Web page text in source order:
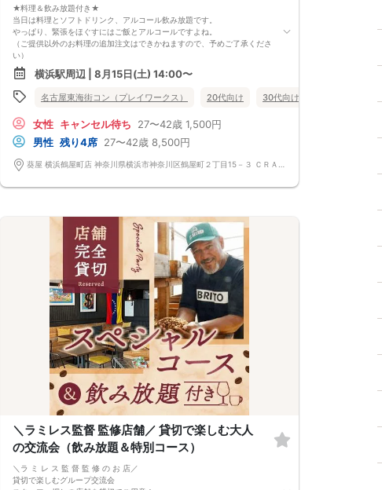
【産地直送・国産鶏肉】皆様に満足していただけるように、お店と打ち合
わせを重ね、こだわりのフードを提供いただいております♪
心もお腹も満足していただけますよ♪
・農場サラダ
・日替わりポテト
・シェフの気まぐれパスタ
皆様に満足していただけるように、お店と打ち合わせを重ね、こだわりの
※写真はイメージです、仕入れ状況によりコース内容が変更となる場合が
ございます。
《フリードリンク(90L.O)》
☆店員さんがご丁寧に一杯ずつ手作り致します！
100種類以上の豊富なドリンクメニュー、変わり種ドリンクもご用意♪
□グラスワイン
□各種ソフトドリンク
お気に入りの普段着でご参加ください。
【 参加定員数 】
🔳最小開催人数：2対2
🔳中止判断タイミング：開催1時間前
🔳飲食あり
★料理＆飲み放題付き★
当日は料理とソフトドリンク、アルコール飲み放題です。
やっぱり、緊張をほぐすにはご飯とアルコールですよね。
（ご提供以外のお料理の追加注文はできかねますので、予めご了承くださ
い）
★1名参加OK★
他の1名参加の方とペアになりますし、友達作りにも最適です。
基本的には２：２のグループトークとなります。
（１：１でのトークはございませんので、予めご了承ください）
このカードのおかけで 終始無言で終わっちゃった・・・
なんてことは絶対ありません！
プロフィールカードを活用し、「はじめまして」から会話を楽しみましょ
う。
★完全着席型・連絡先交換は自由★
（連絡先交換は席替え時間までに円滑に行ってください）
---------------------------
【お客様へのお願い】
1. ２名様以上でのご参加は必ず同性同士でお申し込みください。
2. 服装の指定はございません。多くのお客様はカジュアルな格好でおこし
になられています。
3. 開催判断はイベント前日の時点で男性３名・女性３名以上のお申し込み
からになりますが、当日に参加者のキャンセルで比率が崩れた場合や開催
判断人数を下回った場合、一切返金などの保証はいたしませんのでご了承
ください。
4. イベントページ内の「お申し込み状況」等はキャンセルなどで当日の参
加人数、男女比率と異なる可能性がございます。
5. 当日は店舗の外ではなく店舗内で受付いたします。店内に入り店員に
「街コンで来た」旨をお伝えください。
6. お釣りの用意はございませんので、出ないようにご準備お願いします。
7. 当日は年齢確認のできる身分証をお持ちください。イベントの対象年齢
でないことが発覚した場合、参加費を全額徴収し返金はいたしかねます。
9. 当日受付にお越しになってからのキャンセル、途中キャンセルは出来ま
せん。
10. イベント中止に伴うユーザーへの返金額は、チケット代金となり、交
通費、宿泊費、通信費等の返金は行いません。
11. 領収書の発行はいたしかねます。
横浜駅周辺 | 8月15日(土) 14:00〜
名古屋東海街コン（プレイワークス） 20代向け 30代向け
女性 キャンセル待ち 27〜42歳 1,500円
男性 残り4席 27〜42歳 8,500円
＼ラミレス監督 監修店舗／ 貸切で楽しむ大人
の交流会（飲み放題＆特別コース）
＼ラ ミ レ ス 監 督 監 修 の お 店／
貸切で楽しむグループ交流会